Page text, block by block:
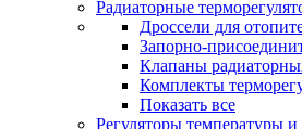
Радиаторные
Дроссели для
Запорно-
Клапаны
Комплекты
Показать все
Регуляторы температуры